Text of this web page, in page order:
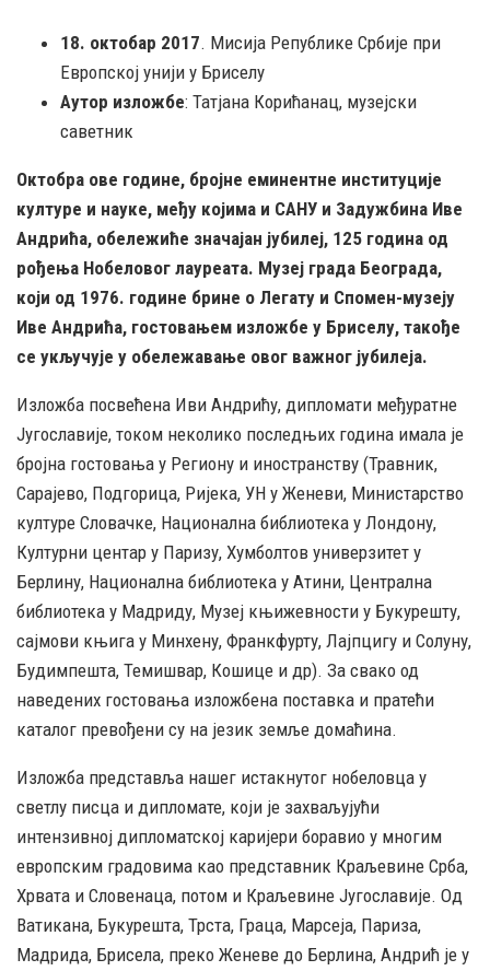
18. октобар 2017. Мисија Републике Србије при
Европској унији у Бриселу
Аутор изложбе: Татјана Корићанац, музејски
саветник
Октобра ове године, бројне еминентне институције
културе и науке, међу којима и САНУ и Задужбина Иве
Андрића, обележиће значајан јубилеј, 125 година од
рођења Нобеловог лауреата. Музеј града Београда,
који од 1976. године брине о Легату и Спомен-музеју
Иве Андрића, гостовањем изложбе у Бриселу, такође
се укључује у обележавање овог важног јубилеја.
Изложба посвећена Иви Андрићу, дипломати међуратне
Југославије, током неколико последњих година имала је
бројна гостовања у Региону и иностранству (Травник,
Сарајево, Подгорица, Ријека, УН у Женеви, Министарство
културе Словачке, Национална библиотека у Лондону,
Културни центар у Паризу, Хумболтов универзитет у
Берлину, Национална библиотека у Атини, Централна
библиотека у Мадриду, Музеј књижевности у Букурешту,
сајмови књига у Минхену, Франкфурту, Лајпцигу и Солуну,
Будимпешта, Темишвар, Кошице и др). За свако од
наведених гостовања изложбена поставка и пратећи
каталог превођени су на језик земље домаћина.
Изложба представља нашег истакнутог нобеловца у
светлу писца и дипломате, који је захваљујући
интензивној дипломатској каријери боравио у многим
европским градовима као представник Краљевине Срба,
Хрвата и Словенаца, потом и Краљевине Југославије. Од
Ватикана, Букурешта, Трста, Граца, Марсеја, Париза,
Мадрида, Брисела, преко Женеве до Берлина, Андрић је у